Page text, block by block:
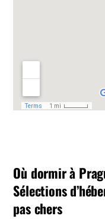
Où dormir à
Sélections
pas chers